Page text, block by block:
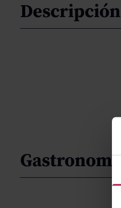
Descripción
Gastronomía